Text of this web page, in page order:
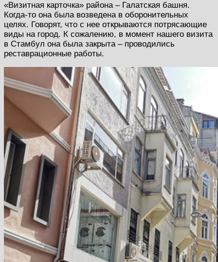
«Визитная карточка» района – Галатская башня.
Когда-то она была возведена в оборонительных
целях. Говорят, что с нее открываются потрясающие
виды на город. К сожалению, в момент нашего визита
в Стамбул она была закрыта – проводились
реставрационные работы.